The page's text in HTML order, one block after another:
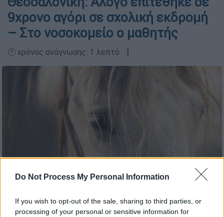
Do Not Process My Personal Information
If you wish to opt-out of the sale, sharing to third parties, or
processing of your personal or sensitive information for
9χρονο αγόρι σε σχολική εκδρομή
– Στο νοσοκομείο ο μαθητής
🕛 χρόνος ανάγνωσης: 1 λεπτό ┋
Άλογο (Unsplash)